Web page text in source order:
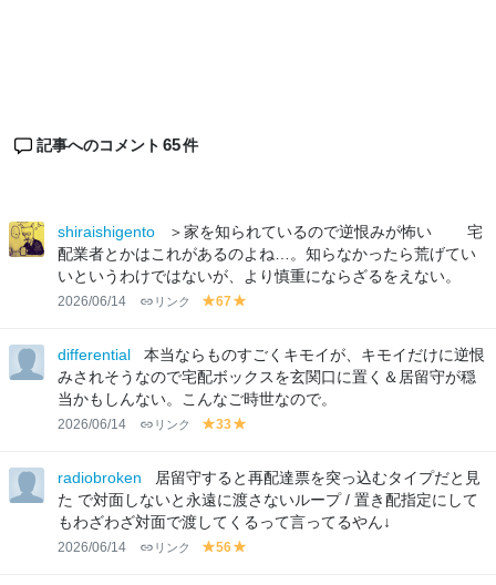
記事へのコメント 65件
shiraishigento
＞家を知られているので逆恨みが怖い 宅
配業者とかはこれがあるのよね…。知らなかったら荒げてい
いというわけではないが、より慎重にならざるをえない。
2026/06/14 リンク
y
lo
w
67
lo
w
differential
本当ならものすごくキモイが、キモイだけに逆恨
みされそうなので宅配ボックスを玄関口に置く＆居留守が穏
当かもしんない。こんなご時世なので。
2026/06/14 リンク
y
lo
w
33
lo
w
radiobroken
居留守すると再配達票を突っ込むタイプだと見
た で対面しないと永遠に渡さないループ / 置き配指定にして
もわざわざ対面で渡してくるって言ってるやん↓
2026/06/14 リンク
y
56